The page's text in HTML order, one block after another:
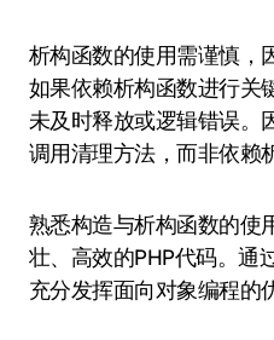
析构函数的使用需谨慎，
如果依赖析构函数进行关
未及时释放或逻辑错误。
调用清理方法，而非依赖
熟悉构造与析构函数的使
壮、高效的PHP代码。通
充分发挥面向对象编程的